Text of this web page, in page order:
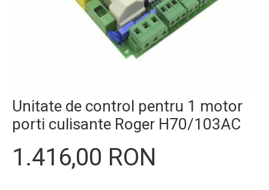
Unitate de control pentru 1 motor
porti culisante Roger H70/103AC
1.416,00 RON